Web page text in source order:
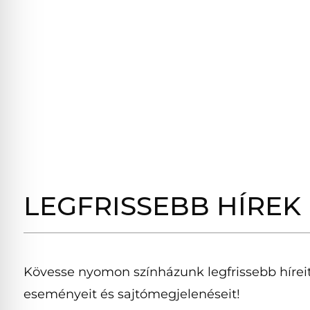
LEGFRISSEBB HÍREK
Kövesse nyomon színházunk legfrissebb
eseményeit és sajtómegjelenéseit!